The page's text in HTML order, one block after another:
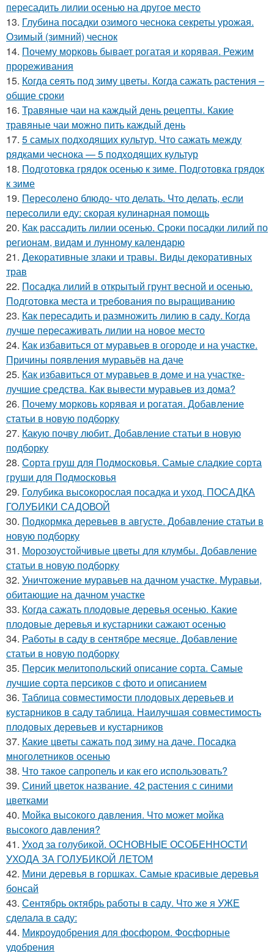
пересадить лилии осенью на другое место
13. Глубина посадки озимого чеснока секреты урожая.
Озимый (зимний) чеснок
14. Почему морковь бывает рогатая и корявая. Режим
прореживания
15. Когда сеять под зиму цветы. Когда сажать растения –
общие сроки
16. Травяные чаи на каждый день рецепты. Какие
травяные чаи можно пить каждый день
17. 5 самых подходящих культур. Что сажать между
рядками чеснока — 5 подходящих культур
18. Подготовка грядок осенью к зиме. Подготовка грядок
к зиме
19. Пересолено блюдо- что делать. Что делать, если
пересолили еду: скорая кулинарная помощь
20. Как рассадить лилии осенью. Сроки посадки лилий по
регионам, видам и лунному календарю
21. Декоративные злаки и травы. Виды декоративных
трав
22. Посадка лилий в открытый грунт весной и осенью.
Подготовка места и требования по выращиванию
23. Как пересадить и размножить лилию в саду. Когда
лучше пересаживать лилии на новое место
24. Как избавиться от муравьев в огороде и на участке.
Причины появления муравьёв на даче
25. Как избавиться от муравьев в доме и на участке-
лучшие средства. Как вывести муравьев из дома?
26. Почему морковь корявая и рогатая. Добавление
статьи в новую подборку
27. Какую почву любит. Добавление статьи в новую
подборку
28. Сорта груш для Подмосковья. Самые сладкие сорта
груши для Подмосковья
29. Голубика высокорослая посадка и уход. ПОСАДКА
ГОЛУБИКИ САДОВОЙ
30. Подкормка деревьев в августе. Добавление статьи в
новую подборку
31. Морозоустойчивые цветы для клумбы. Добавление
статьи в новую подборку
32. Уничтожение муравьев на дачном участке. Муравьи,
обитающие на дачном участке
33. Когда сажать плодовые деревья осенью. Какие
плодовые деревья и кустарники сажают осенью
34. Работы в саду в сентябре месяце. Добавление
статьи в новую подборку
35. Персик мелитопольский описание сорта. Самые
лучшие сорта персиков с фото и описанием
36. Таблица совместимости плодовых деревьев и
кустарников в саду таблица. Наилучшая совместимость
плодовых деревьев и кустарников
37. Какие цветы сажать под зиму на даче. Посадка
многолетников осенью
38. Что такое сапропель и как его использовать?
39. Синий цветок название. 42 растения с синими
цветками
40. Мойка высокого давления. Что может мойка
высокого давления?
41. Уход за голубикой. ОСНОВНЫЕ ОСОБЕННОСТИ
УХОДА ЗА ГОЛУБИКОЙ ЛЕТОМ
42. Мини деревья в горшках. Самые красивые деревья
бонсай
43. Сентябрь октябрь работы в саду. Что же я УЖЕ
сделала в саду:
44. Микроудобрения для фосфором. Фосфорные
удобрения